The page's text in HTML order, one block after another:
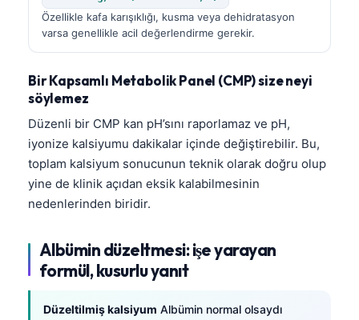
Özellikle kafa karışıklığı, kusma veya dehidratasyon
varsa genellikle acil değerlendirme gerekir.
Bir Kapsamlı Metabolik Panel (CMP) size neyi
söylemez
Düzenli bir CMP kan pH’sını raporlamaz ve pH,
iyonize kalsiyumu dakikalar içinde değiştirebilir. Bu,
toplam kalsiyum sonucunun teknik olarak doğru olup
yine de klinik açıdan eksik kalabilmesinin
nedenlerinden biridir.
Albümin düzeltmesi: işe yarayan
formül, kusurlu yanıt
Düzeltilmiş kalsiyum Albümin normal olsaydı